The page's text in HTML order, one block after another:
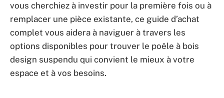
vous cherchiez à investir pour la première fois ou à
remplacer une pièce existante, ce guide d’achat
complet vous aidera à naviguer à travers les
options disponibles pour trouver le poêle à bois
design suspendu qui convient le mieux à votre
espace et à vos besoins.